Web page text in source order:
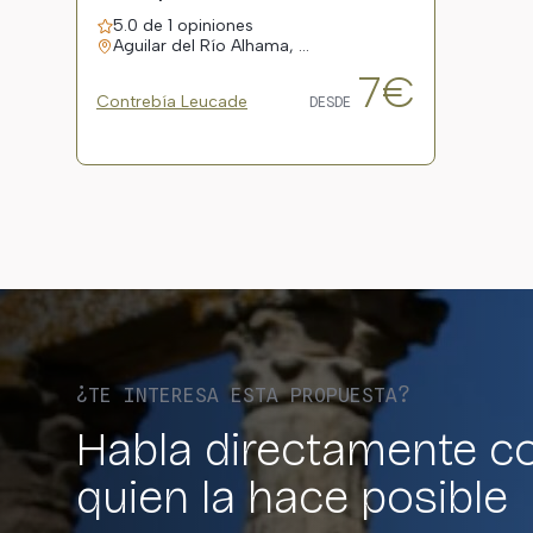
5.0 de 1 opiniones
Aguilar del Río Alhama, …
Contrebía Leucade DESDE 7€
¿TE INTERESA ESTA PROPUESTA?
Habla directamente
quien la hace posible